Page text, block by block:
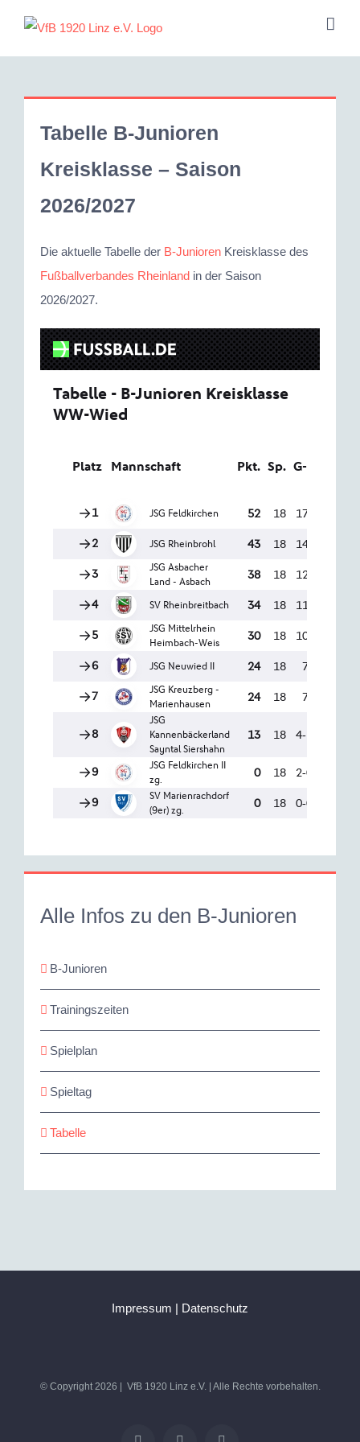
springen
Tabelle B-Junioren
Kreisklasse – Saison
2026/2027
Die aktuelle Tabelle der B-Junioren Kreisklasse des
Fußballverbandes Rheinland in der Saison
2026/2027.
Alle Infos zu den B-Junioren
B-Junioren
Trainingszeiten
Spielplan
Spieltag
Tabelle
Impressum | Datenschutz
© Copyright2026 | VfB 1920 Linz e.V. | Alle Rechte vorbehalten.